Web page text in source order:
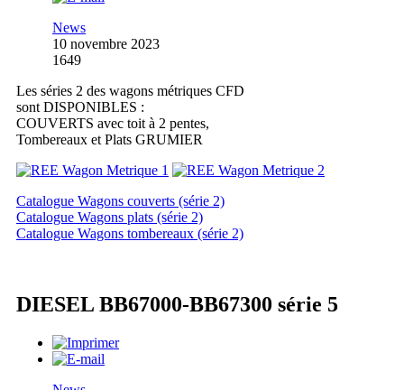
News
10 novembre 2023
1649
Les séries 2 des wagons métriques CFD
sont DISPONIBLES :
COUVERTS avec toit à 2 pentes,
Tombereaux et Plats GRUMIER
Catalogue Wagons couverts (série 2)
Catalogue Wagons plats (série 2)
Catalogue Wagons tombereaux (série 2)
DIESEL BB67000-BB67300 série 5